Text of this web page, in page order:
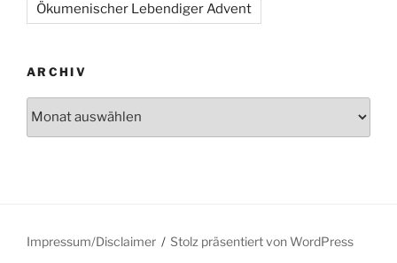
Ökumenischer Lebendiger Advent
ARCHIV
Impressum/Disclaimer Stolz präsentiert von WordPress